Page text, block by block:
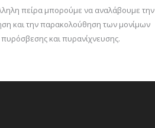
πείρα μπορούμε να αναλάβουμε την
και την παρακολούθηση των μονίμων
και πυρανίχνευσης.